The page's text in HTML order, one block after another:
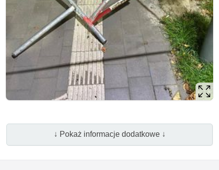
↓ Pokaż informacje dodatkowe ↓